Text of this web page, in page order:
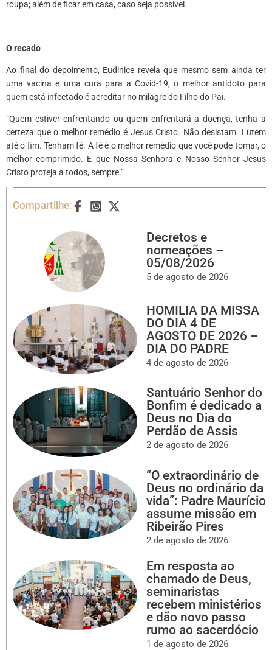
roupa; além de ficar em casa, caso seja possível.
O recado
Ao final do depoimento, Eudinice revela que mesmo sem ainda ter
uma vacina e uma cura para a Covid-19, o melhor antídoto para
quem está infectado é acreditar no milagre do Filho do Pai.
“Quem estiver enfrentando ou quem enfrentará a doença, tenha a
certeza que o melhor remédio é Jesus Cristo. Não desistam. Lutem
até o fim. Tenham fé. A fé é o melhor remédio que você pode tomar, o
melhor comprimido. E que Nossa Senhora e Nosso Senhor Jesus
Cristo proteja a todos, sempre.”
Compartilhe:
Decretos e
nomeações –
05/08/2026
5 de agosto de 2026
HOMILIA DA MISSA
DO DIA 4 DE
AGOSTO DE 2026 –
DIA DO PADRE
4 de agosto de 2026
Santuário Senhor do
Bonfim é dedicado a
Deus no Dia do
Perdão de Assis
2 de agosto de 2026
“O extraordinário de
Deus no ordinário da
vida”: Padre Maurício
assume missão em
Ribeirão Pires
2 de agosto de 2026
Em resposta ao
chamado de Deus,
seminaristas
recebem ministérios
e dão novo passo
rumo ao sacerdócio
1 de agosto de 2026